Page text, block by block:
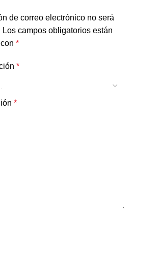
de correo electrónico no será
Los campos obligatorios están
*
*
*